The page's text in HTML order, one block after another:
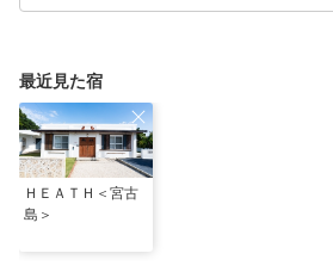
最近見た宿
ＨＥＡＴＨ＜宮古
島＞